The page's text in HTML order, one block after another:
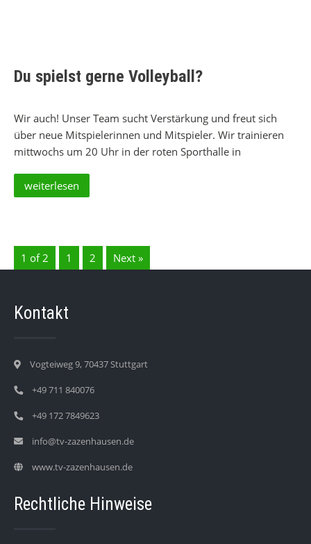
Du spielst gerne Volleyball?
Wir auch! Unser Team sucht Verstärkung und freut sich
über neue Mitspielerinnen und Mitspieler. Wir trainieren
mittwochs um 20 Uhr in der roten Sporthalle in
weiterlesen
1 of 2 1 2 Next »
Kontakt
Vogteiweg 9, 70437 Stuttgart
+49 711 840076
+49 172 7849623
info@tv-zazenhausen.de
www.tv-zazenhausen.de
Rechtliche Hinweise